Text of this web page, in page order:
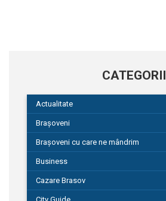
CATEGORII
Actualitate
Brașoveni
Brașoveni cu care ne mândrim
Business
Cazare Brasov